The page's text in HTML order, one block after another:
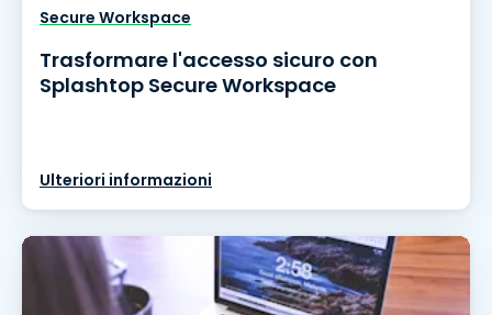
Secure Workspace
Trasformare l'accesso sicuro con
Splashtop Secure Workspace
Ulteriori informazioni